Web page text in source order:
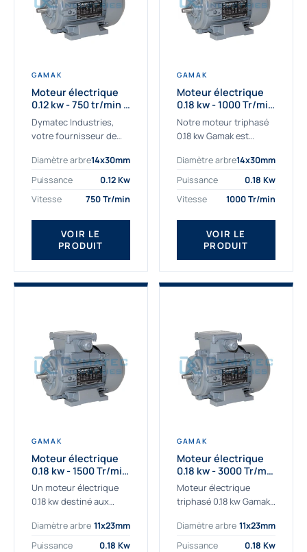
GAMAK
Moteur électrique
0.12 kw - 750 tr/min -
230/400V - IE2
Dymatec Industries,
votre fournisseur de
kw. Dymatec Industries
vous propose le moteur
moteur de
qualité Gamak...
Diamètre arbre14x30mm
Puissance
0.12 Kw
Vitesse
750 Tr/min
VOIR LE
PRODUIT
GAMAK
Moteur électrique
0.18 kw - 1000 Tr/min
- 230/400V - IE2
Notre moteur triphasé
0.18 kw Gamak est
aux applications
sévères. Nous
assemblons et
fournissons des
moteurs asynchrones
depuis de
nombreuses...
Diamètre arbre14x30mm
Puissance
0.18 Kw
Vitesse
1000 Tr/min
VOIR LE
PRODUIT
GAMAK
Moteur électrique
0.18 kw - 1500 Tr/min
- 230/400V - IE2
Un moteur électrique
0.18 kw destiné aux
exigeantes. Fort de
nombreuses années
Diamètre arbre 11x23mm
Puissance
0.18 Kw
GAMAK
Moteur électrique
0.18 kw - 3000 Tr/min
- 230/400V - IE2
Moteur électrique
triphasé 0.18 kw Gamak,
professionnelle
indispensable à vos
Diamètre arbre 11x23mm
Puissance
0.18 Kw